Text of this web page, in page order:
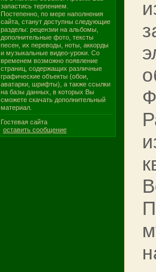
запастись терпением.
Постепенно, по мере наполнения
сайта, станут доступны следующие
разделы: рецензии на альбомы,
дополнительные фото, тексты
песен, их переводы, ноты, аккорды
и музыкальные видео-уроки. Со
временем возможно появление
страниц, содержащих различные
графические объекты (обои,
аватарки, шрифты), а также ссылки
на базы данных, в которых Вы
сможете скачать дополнительный
материал.
Гостевая сайта
оставить сообщение